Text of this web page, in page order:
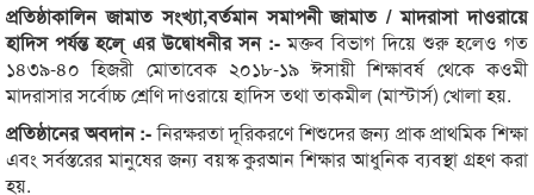
প্রতিষ্ঠাকালিন জামাত সংখ্যা,বর্তমান সমাপনী জামাত / মাদরাসা দাওরায়ে
হাদিস পর্যন্ত হলে্ এর উদ্বোধনীর সন :-মক্তব বিভাগ দিয়ে শুরু হলেও গত
১৪৩৯-৪০ হিজরী মোতাবেক ২০১৮-১৯ ঈসায়ী শিক্ষাবর্ষ থেকে কওমী
মাদরাসার সর্বোচ্চ শ্রেণি দাওরায়ে হাদিস তথা তাকমীল (মাস্টার্স) খোলা হয়.
প্রতিষ্ঠানের অবদান :-নিরক্ষরতা দূরিকরণে শিশুদের জন্য প্রাক প্রাথমিক শিক্ষা
এবং সর্বস্তরের মানুষের জন্য বয়স্ক কুরআন শিক্ষার আধুনিক ব্যবস্থা গ্রহণ করা
হয়.